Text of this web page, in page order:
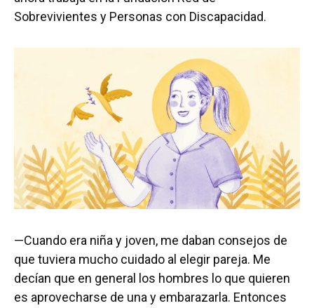
Sobrevivientes y Personas con Discapacidad.
—Cuando era niña y joven, me daban consejos de
que tuviera mucho cuidado al elegir pareja. Me
decían que en general los hombres lo que quieren
es aprovecharse de una y embarazarla. Entonces